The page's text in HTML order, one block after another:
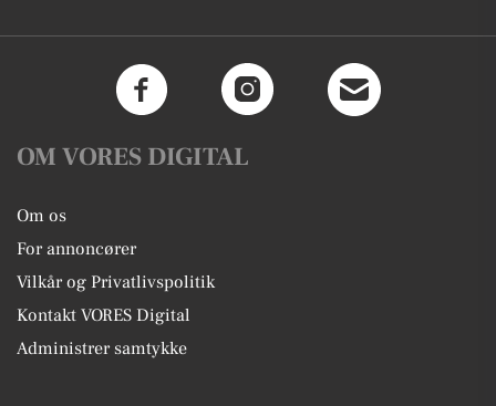
OM VORES DIGITAL
Om os
For annoncører
Vilkår og Privatlivspolitik
Kontakt VORES Digital
Administrer samtykke